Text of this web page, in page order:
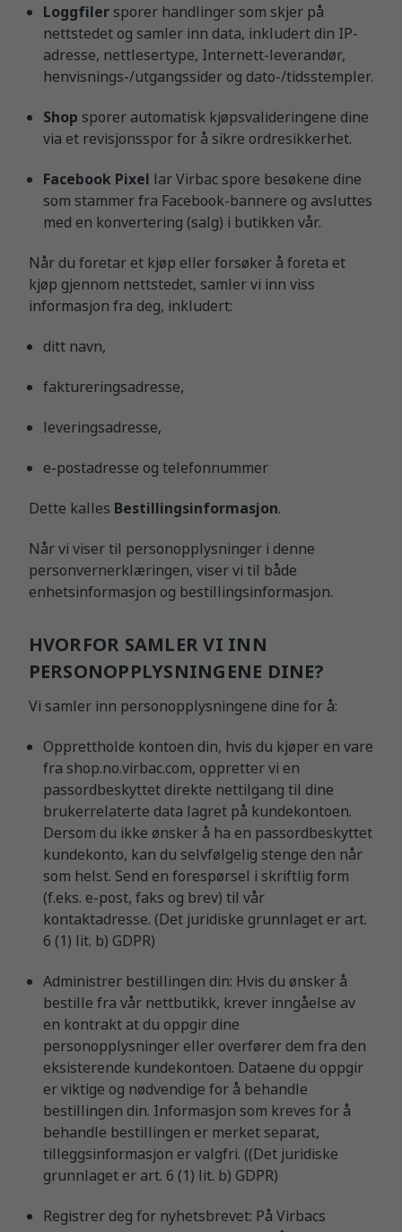
Loggfiler sporer handlinger som skjer på
nettstedet og samler inn data, inkludert din IP-
adresse, nettlesertype, Internett-leverandør,
henvisnings-/utgangssider og dato-/tidsstempler.
Shop sporer automatisk kjøpsvalideringene dine
via et revisjonsspor for å sikre ordresikkerhet.
Facebook Pixel lar Virbac spore besøkene dine
som stammer fra Facebook-bannere og avsluttes
med en konvertering (salg) i butikken vår.
Når du foretar et kjøp eller forsøker å foreta et
kjøp gjennom nettstedet, samler vi inn viss
informasjon fra deg, inkludert:
ditt navn,
faktureringsadresse,
leveringsadresse,
e-postadresse og telefonnummer
Dette kalles Bestillingsinformasjon.
Når vi viser til personopplysninger i denne
personvernerklæringen, viser vi til både
enhetsinformasjon og bestillingsinformasjon.
HVORFOR SAMLER VI INN
PERSONOPPLYSNINGENE DINE?
Vi samler inn personopplysningene dine for å:
Opprettholde kontoen din, hvis du kjøper en vare
fra shop.no.virbac.com, oppretter vi en
passordbeskyttet direkte nettilgang til dine
brukerrelaterte data lagret på kundekontoen.
Dersom du ikke ønsker å ha en passordbeskyttet
kundekonto, kan du selvfølgelig stenge den når
som helst. Send en forespørsel i skriftlig form
(f.eks. e-post, faks og brev) til vår
kontaktadresse. (Det juridiske grunnlaget er art.
6 (1) lit. b) GDPR)
Administrer bestillingen din: Hvis du ønsker å
bestille fra vår nettbutikk, krever inngåelse av
en kontrakt at du oppgir dine
personopplysninger eller overfører dem fra den
eksisterende kundekontoen. Dataene du oppgir
er viktige og nødvendige for å behandle
bestillingen din. Informasjon som kreves for å
behandle bestillingen er merket separat,
tilleggsinformasjon er valgfri. ((Det juridiske
grunnlaget er art. 6 (1) lit. b) GDPR)
Registrer deg for nyhetsbrevet: På Virbacs